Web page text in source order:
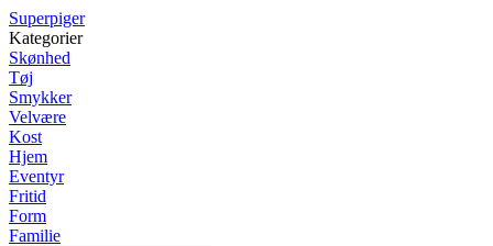
Superpiger
Kategorier
Skønhed
Tøj
Smykker
Velvære
Kost
Hjem
Eventyr
Fritid
Form
Familie